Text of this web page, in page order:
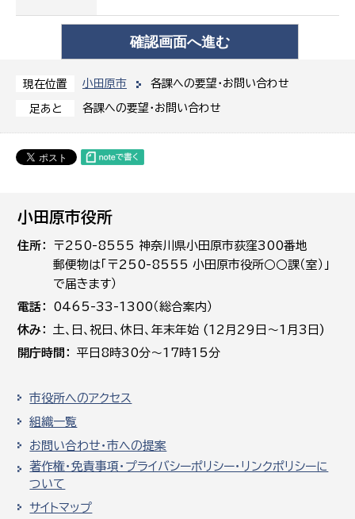
現在位置 小田原市 各課への要望・お問い合わせ
足あと 各課への要望・お問い合わせ
小田原市役所
住所
〒250-8555 神奈川県小田原市荻窪300番地
郵便物は「〒250-8555 小田原市役所○○課（室）」
で届きます）
電話
0465-33-1300（総合案内）
休み
土､日､祝日、休日、年末年始 (12月29日～1月3日)
開庁時間
平日8時30分～17時15分
市役所へのアクセス
組織一覧
お問い合わせ・市への提案
著作権・免責事項・プライバシーポリシー・リンクポリシーに
ついて
サイトマップ